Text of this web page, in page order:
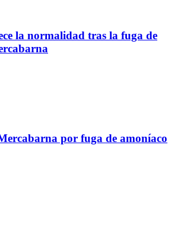
la normalidad tras la fuga de
por fuga de amoníaco